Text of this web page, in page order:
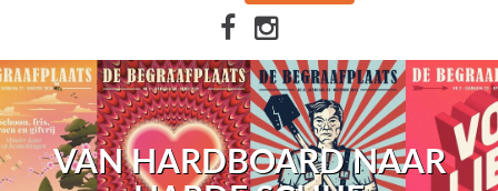
VAN HARDBOARD NAAR